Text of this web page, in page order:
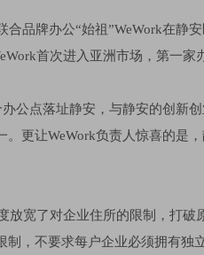
合品牌办公“始祖”WeWork在静
首次进入亚洲市场，第一
办公点落址静安，与静安的创新
。更让WeWork负责人惊喜的是
放宽了对企业住所的限制，打
制，不要求每户企业必须拥有独